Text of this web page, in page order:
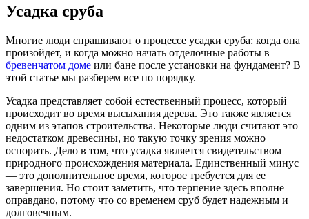
Усадка сруба
Многие люди спрашивают о процессе усадки сруба: когда она
произойдет, и когда можно начать отделочные работы в
бревенчатом доме или бане после установки на фундамент? В
этой статье мы разберем все по порядку.
Усадка представляет собой естественный процесс, который
происходит во время высыхания дерева. Это также является
одним из этапов строительства. Некоторые люди считают это
недостатком древесины, но такую точку зрения можно
оспорить. Дело в том, что усадка является свидетельством
природного происхождения материала. Единственный минус
— это дополнительное время, которое требуется для ее
завершения. Но стоит заметить, что терпение здесь вполне
оправдано, потому что со временем сруб будет надежным и
долговечным.